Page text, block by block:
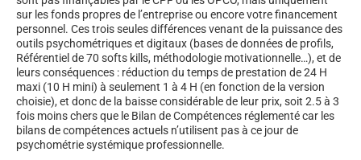
sur les fonds propres de l’entreprise ou encore votre financement
personnel. Ces trois seules différences venant de la puissance des
outils psychométriques et digitaux (bases de données de profils,
Référentiel de 70 softs kills, méthodologie motivationnelle…), et de
leurs conséquences : réduction du temps de prestation de 24 H
maxi (10 H mini) à seulement 1 à 4 H (en fonction de la version
choisie), et donc de la baisse considérable de leur prix, soit 2.5 à 3
fois moins chers que le Bilan de Compétences réglementé car les
bilans de compétences actuels n’utilisent pas à ce jour de
psychométrie systémique professionnelle.